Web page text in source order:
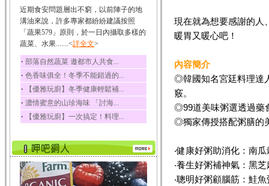
椰子
椰子含有糖類、脂肪、
蛋白質、維生素及多...
荔枝
荔枝性質溫和所含的營
養素有醣類、檸檬酸...
五味子
五味子性質溫熱所含營
養成分有揮發油、檸...
草魚
素C、及豐富的蛋白...
近期食安問題層出不窮，以前陣子的地
溝油來說，許多專家都紛紛建議按照
「蔬果579」原則，於一日內攝取多樣的
蔬菜、水果.......<詳全文>
‧ 部落自然蔬菜 邀都市人共食...
‧ 色香味俱全！冬季不能錯過的...
‧ 【優雅玩廚】冬季健康輕鬆補...
‧ 濃情蜜意的山珍海味 「討海...
‧ 【優雅玩廚】一次搞定！料理...
現在就為想要感謝的人
暖胃又暖心吧！
內容簡介
◎韓國知名宮廷料理達
竅。
◎99道美味粥選透過藥
◎獨家傳授搭配粥膳的
‧健康好粥助消化：南
‧養生好粥補神氣：黑
‧聰明好粥顧腦筋：鮭